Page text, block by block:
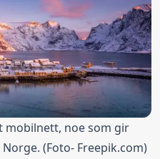
mobilnett, noe som gir
(Foto- Freepik.com)